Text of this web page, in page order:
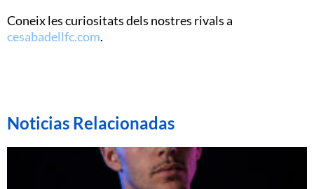
Coneix les curiositats dels nostres rivals a
cesabadellfc.com.
Noticias Relacionadas